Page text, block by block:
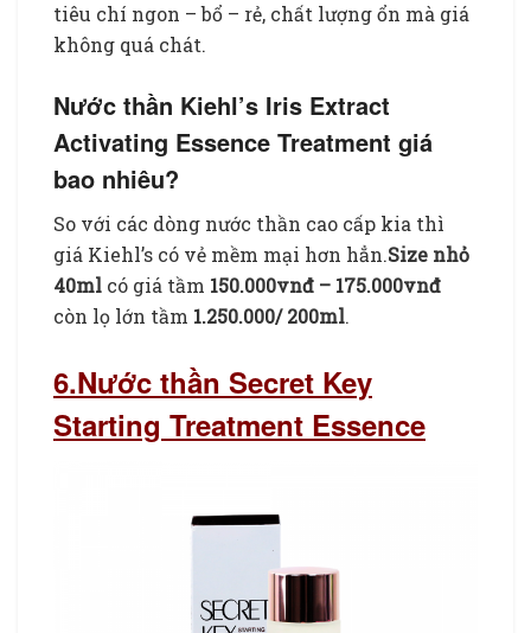
tiêu chí ngon – bổ – rẻ, chất lượng ổn mà giá
không quá chát.
Nước thần Kiehl’s Iris Extract
Activating Essence Treatment giá
bao nhiêu?
So với các dòng nước thần cao cấp kia thì
giá Kiehl’s có vẻ mềm mại hơn hẳn.Size nhỏ
40ml có giá tầm 150.000vnđ – 175.000vnđ
còn lọ lớn tầm 1.250.000/ 200ml.
6.Nước thần Secret Key
Starting Treatment Essence